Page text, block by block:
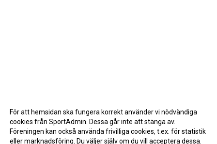
För att hemsidan ska fungera korrekt använder vi nödvändiga
cookies från SportAdmin. Dessa går inte att stänga av.
Föreningen kan också använda frivilliga cookies, t.ex. för statistik
eller marknadsföring. Du väljer själv om du vill acceptera dessa.